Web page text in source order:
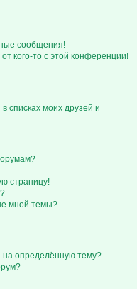
сообщения!
кого-то с этой конференции!
списках моих друзей и
страницу!
мной темы?
на определённую тему?